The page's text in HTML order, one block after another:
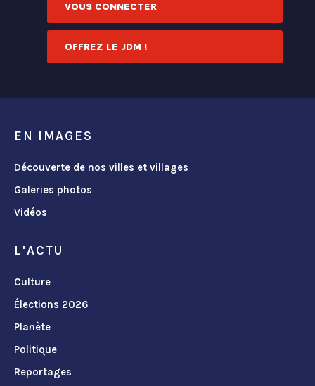
VOUS CONNECTER
OFFREZ LE JDM !
EN IMAGES
Découverte de nos villes et villages
Galeries photos
Vidéos
L'ACTU
Culture
Élections 2026
Planète
Politique
Reportages